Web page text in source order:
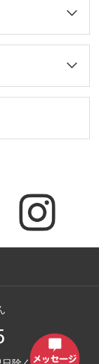
入れと保管方
などの植物性
すめです。虫
剤と一緒に保